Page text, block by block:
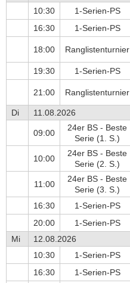
10:30
1-Serien-PS
16:30
1-Serien-PS
18:00 Ranglistenturnier
19:30
1-Serien-PS
21:00 Ranglistenturnier
Di
11.08.2026
09:00
24er BS - Beste
Serie (1. S.)
10:00
24er BS - Beste
Serie (2. S.)
11:00
24er BS - Beste
Serie (3. S.)
16:30 1-Serien-PS
20:00
1-Serien-PS
Mi
12.08.2026
10:30
1-Serien-PS
16:30
1-Serien-PS